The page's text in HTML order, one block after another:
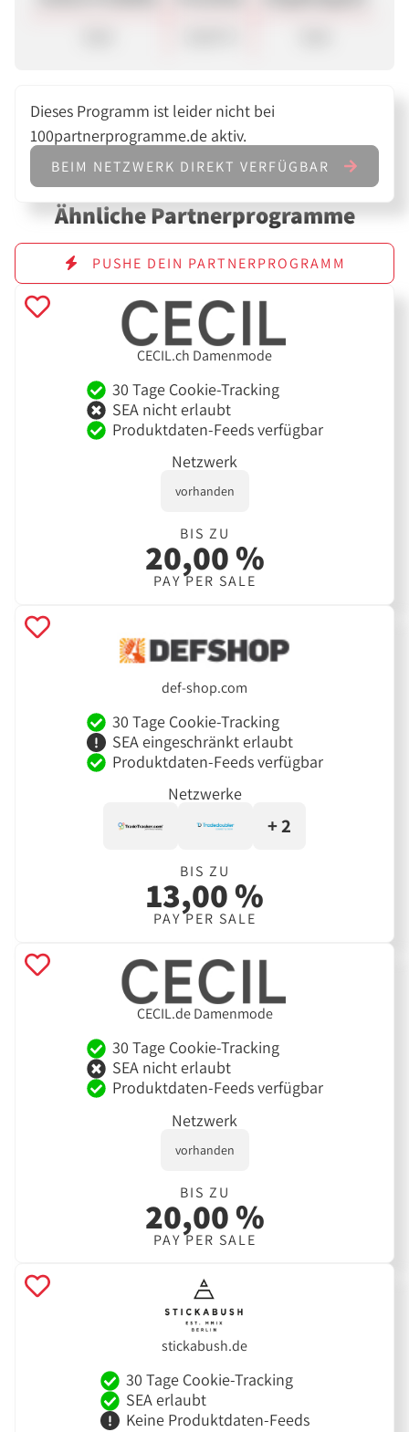
Dieses Programm ist leider nicht bei
100partnerprogramme.de aktiv.
BEIM NETZWERK DIREKT VERFÜGBAR
Ähnliche Partnerprogramme
PUSHE DEIN PARTNERPROGRAMM
CECIL.ch Damenmode
30 Tage Cookie-Tracking
SEA nicht erlaubt
Produktdaten-Feeds verfügbar
Netzwerk
vorhanden
BIS ZU
20,00 %
PAY PER SALE
def-shop.com
30 Tage Cookie-Tracking
SEA eingeschränkt erlaubt
Produktdaten-Feeds verfügbar
Netzwerke
+ 2
BIS ZU
13,00 %
PAY PER SALE
CECIL.de Damenmode
30 Tage Cookie-Tracking
SEA nicht erlaubt
Produktdaten-Feeds verfügbar
Netzwerk
vorhanden
BIS ZU
20,00 %
PAY PER SALE
stickabush.de
30 Tage Cookie-Tracking
SEA erlaubt
Keine Produktdaten-Feeds